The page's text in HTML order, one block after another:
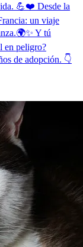
💪❤️ Desde la
un viaje
Y tú
en peligro?
de adopción. 👇